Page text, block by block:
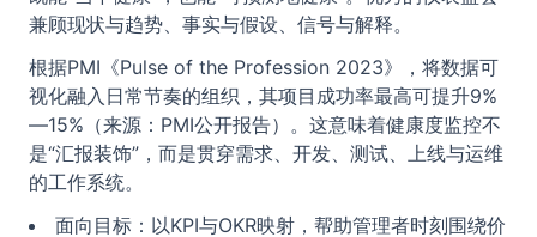
兼顾现状与趋势、事实与假设、信号与解释。
根据PMI《Pulse of the Profession 2023》，将数据可
视化融入日常节奏的组织，其项目成功率最高可提升9%
—15%（来源：PMI公开报告）。这意味着健康度监控不
是“汇报装饰”，而是贯穿需求、开发、测试、上线与运维
的工作系统。
面向目标：以KPI与OKR映射，帮助管理者时刻围绕价